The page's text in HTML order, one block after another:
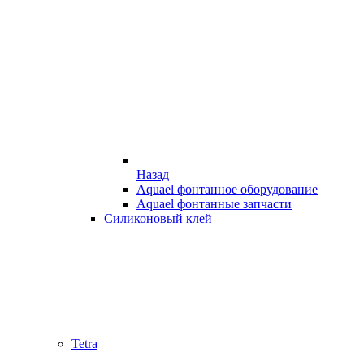
Назад
Aquael фонтанное оборудование
Aquael фонтанные запчасти
Силиконовый клей
Tetra